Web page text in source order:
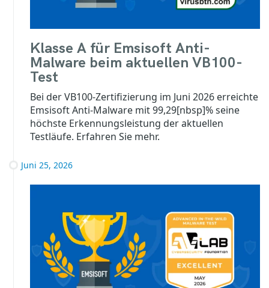
Klasse A für Emsisoft Anti-
Malware beim aktuellen VB100-
Test
Bei der VB100-Zertifizierung im Juni 2026 erreichte
Emsisoft Anti-Malware mit 99,29[nbsp]% seine
höchste Erkennungsleistung der aktuellen
Testläufe. Erfahren Sie mehr.
Juni 25, 2026